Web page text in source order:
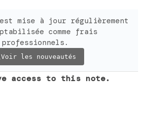
mise à jour régulièrement
comme frais
professionnels.
Voir les nouveautés
access to this note.